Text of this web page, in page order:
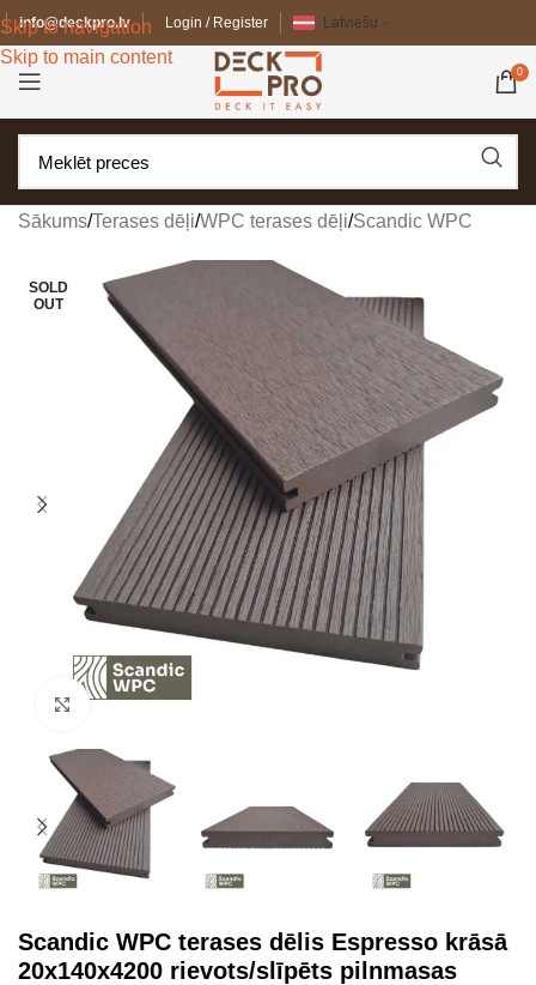
Skip to navigation
Skip to main content
info@deckpro.lv Login / Register Latviešu
0
Sākums/Terases dēļi/WPC terases dēļi/Scandic WPC
SOLD
OUT
Click to enlarge
Scandic WPC terases dēlis Espresso krāsā
20x140x4200 rievots/slīpēts pilnmasas